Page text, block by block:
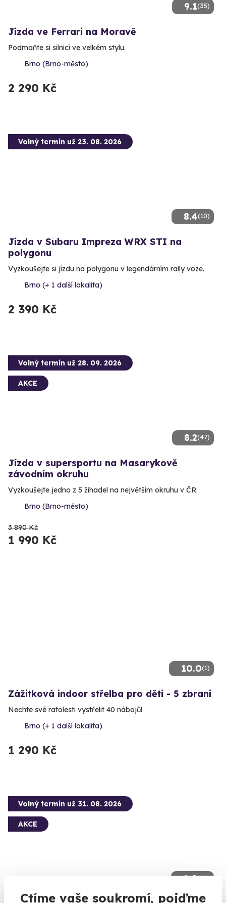
Ctíme vaše soukromí, pojďme
9.1(35)
Jízda ve Ferrari na Moravě
Podmaňte si silnici ve velkém stylu.
Brno (Brno-město)
2 290 Kč
8.4(10)
Volný termín už 23. 08. 2026
Jízda v Subaru Impreza WRX STI na
polygonu
Vyzkoušejte si jízdu na polygonu v legendárním rally voze.
Brno (+ 1 další lokalita)
2 390 Kč
8.2(47)
Volný termín už 28. 09. 2026
AKCE
Jízda v supersportu na Masarykově
závodním okruhu
Vyzkoušejte jedno z 5 žihadel na největším okruhu v ČR.
Brno (Brno-město)
3 890 Kč
1 990 Kč
10.0(1)
Zážitková indoor střelba pro děti - 5 zbraní
Nechte své ratolesti vystřelit 40 nábojů!
Brno (+ 1 další lokalita)
1 290 Kč
9.0(22)
Volný termín už 31. 08. 2026
AKCE